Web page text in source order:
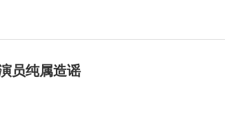
员纯属造谣